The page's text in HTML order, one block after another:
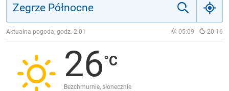
JAKOŚĆ POWIETRZA
Aktualna pogoda, godz. 2:01 05:09 20:16
26
Bezchmurnie, słonecznie